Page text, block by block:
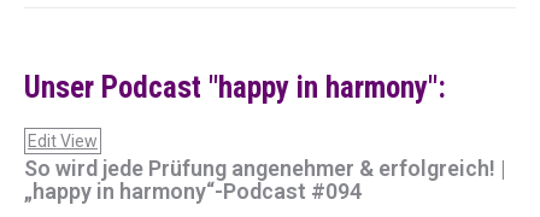
Unser Podcast "happy in harmony":
Edit View
So wird jede Prüfung angenehmer & erfolgreich! |
„happy in harmony“-Podcast #094